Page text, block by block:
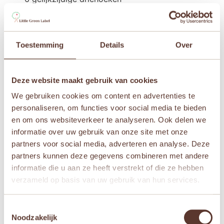
Toestemming Details Over
Deze website maakt gebruik van cookies
We gebruiken cookies om content en advertenties te
personaliseren, om functies voor social media te bieden
en om ons websiteverkeer te analyseren. Ook delen we
informatie over uw gebruik van onze site met onze
partners voor social media, adverteren en analyse. Deze
partners kunnen deze gegevens combineren met andere
informatie die u aan ze heeft verstrekt of die ze hebben
verzameld op basis van uw gebruik van hun services.
Noodzakelijk
– 6 rechthoekige driehoeken
– 6 gelijkbenige driehoeken
– 6 venster stukjes
– 6 deur stukjes
– 1 ideeënboekje
Gewicht: 2.25 kg
Materiaal: Alle tegels zijn gemaakt van niet-giftig
ABS-kunststof dat BPA- en ftalaatvrij, verzegeld
en vastgenageld voor extra veiligheid.
Aanbevolen voor kinderen vanaf 3 jaar.
Aanvullende informatie
Vanaf 3 jaar
Vana